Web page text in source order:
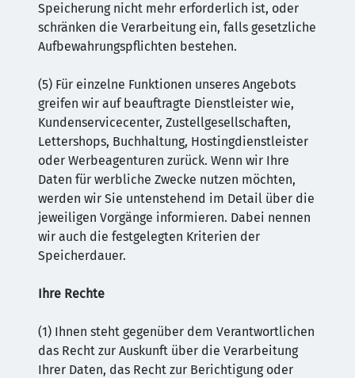
Speicherung nicht mehr erforderlich ist, oder
schränken die Verarbeitung ein, falls gesetzliche
Aufbewahrungspflichten bestehen.
(5) Für einzelne Funktionen unseres Angebots
greifen wir auf beauftragte Dienstleister wie,
Kundenservicecenter, Zustellgesellschaften,
Lettershops, Buchhaltung, Hostingdienstleister
oder Werbeagenturen zurück. Wenn wir Ihre
Daten für werbliche Zwecke nutzen möchten,
werden wir Sie untenstehend im Detail über die
jeweiligen Vorgänge informieren. Dabei nennen
wir auch die festgelegten Kriterien der
Speicherdauer.
Ihre Rechte
(1) Ihnen steht gegenüber dem Verantwortlichen
das Recht zur Auskunft über die Verarbeitung
Ihrer Daten, das Recht zur Berichtigung oder